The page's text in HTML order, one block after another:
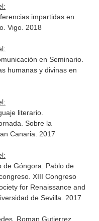
impartidas en
Vigo. 2018
en Seminario.
humanas y divinas en
literario.
Sobre la
Canaria. 2017
de Góngora: Pablo de
XIII Congreso
for Renaissance and
de Sevilla. 2017
Roman Gutierrez,